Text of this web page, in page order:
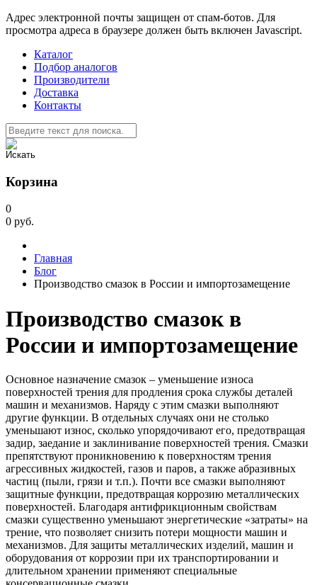
Адрес электронной почты защищен от спам-ботов. Для
просмотра адреса в браузере должен быть включен Javascript.
Каталог
Подбор аналогов
Производители
Доставка
Контакты
Корзина
0
0 руб.
Главная
Блог
Производство смазок в России и импортозамещение
Производство смазок в
России и импортозамещение
Основное назначение смазок – уменьшение износа
поверхностей трения для продления срока службы деталей
машин и механизмов. Наряду с этим смазки выполняют
другие функции. В отдельных случаях они не столько
уменьшают износ, сколько упорядочивают его, предотвращая
задир, заедание и заклинивание поверхностей трения. Смазки
препятствуют проникновению к поверхностям трения
агрессивных жидкостей, газов и паров, а также абразивных
частиц (пыли, грязи и т.п.). Почти все смазки выполняют
защитные функции, предотвращая коррозию металлических
поверхностей. Благодаря антифрикционным свойствам
смазки существенно уменьшают энергетические «затраты» на
трение, что позволяет снизить потери мощности машин и
механизмов. Для защиты металлических изделий, машин и
оборудования от коррозии при их транспортировании и
длительном хранении применяют специальные